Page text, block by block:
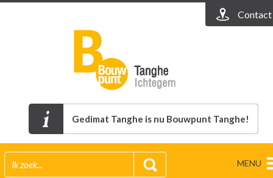
Contact
Gedimat Tanghe is nu Bouwpunt Tanghe!
MENU